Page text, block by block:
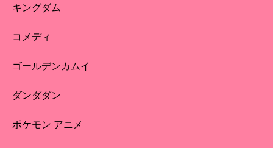
キングダム
コメディ
ゴールデンカムイ
ダンダダン
ポケモン アニメ